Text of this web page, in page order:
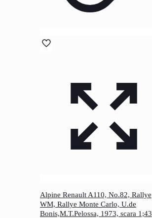
Alpine Renault A110, No.82, Rallye
WM, Rallye Monte Carlo, U.de
Bonis,M.T.Pelossa, 1973, scara 1;43